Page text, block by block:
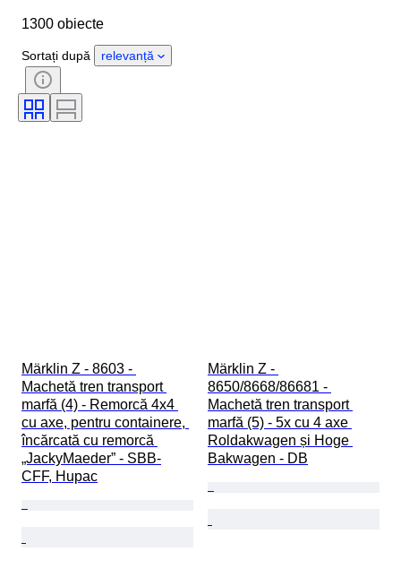
Stare
Stil
Scală
Control
Alimentare electrică
Compania de cale ferată
1300 obiecte
Sortați după relevanță
Märklin Z - 8603 -
Machetă tren transport
marfă (4) - Remorcă 4x4
cu axe, pentru containere,
încărcată cu remorcă
„JackyMaeder” - SBB-
CFF, Hupac
Märklin Z -
8650/8668/86681 -
Machetă tren transport
marfă (5) - 5x cu 4 axe
Roldakwagen și Hoge
Bakwagen - DB